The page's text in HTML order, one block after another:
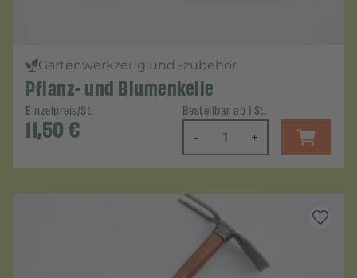
Gartenwerkzeug und -zubehör
Pflanz- und Blumenkelle
Einzelpreis/St.
11,50€
Bestellbar ab 1 St.
- +